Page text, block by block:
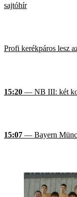
sajtóhír
Profi kerékpáros lesz
15:20 — NB III: két
15:07 — Bayern